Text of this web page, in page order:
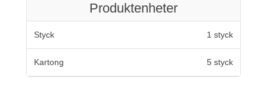
Produktenheter
Styck 1 styck
Kartong 5 styck